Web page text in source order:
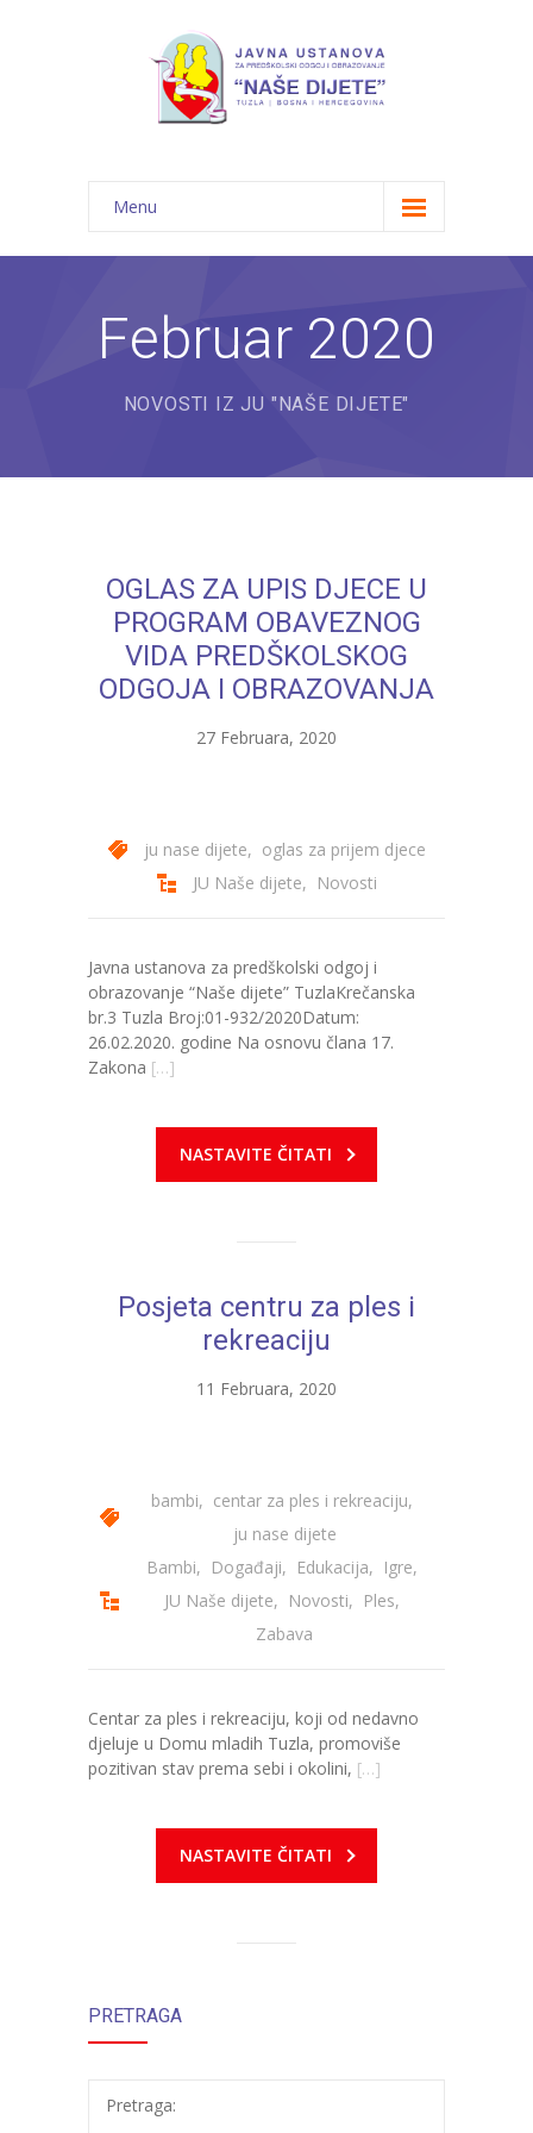
Menu
Početna
O nama
-- JU "Naše dijete"
---- Ciciban
---- Jelenko
---- Poletarac
---- Sunčica
---- Zeko
---- Zvjezdica
-- Stručni tim
-- COVID-19 Procedure
-- Javne nabavke
---- Odluke o izboru i poništenju
---- Nabavka usluga iz anexa II dio B
-- Konkursi
-- Edukacije za roditelje
-- Edukacije zaposlenika
-- Jelovnik za djecu
Projekti
Kontakt
Februar 2020
NOVOSTI IZ JU "NAŠE DIJETE"
OGLAS ZA UPIS DJECE U
PROGRAM OBAVEZNOG
VIDA PREDŠKOLSKOG
ODGOJA I OBRAZOVANJA
27 Februara, 2020
ju nase dijete, oglas za prijem djece
JU Naše dijete, Novosti
Javna ustanova za predškolski odgoj i
obrazovanje “Naše dijete” TuzlaKrečanska
br.3 Tuzla Broj:01-932/2020Datum:
26.02.2020. godine Na osnovu člana 17.
Zakona […]
NASTAVITE ČITATI
Posjeta centru za ples i
rekreaciju
11 Februara, 2020
bambi, centar za ples i rekreaciju,
ju nase dijete
Bambi, Događaji, Edukacija, Igre,
JU Naše dijete, Novosti, Ples,
Zabava
Centar za ples i rekreaciju, koji od nedavno
djeluje u Domu mladih Tuzla, promoviše
pozitivan stav prema sebi i okolini, […]
NASTAVITE ČITATI
PRETRAGA
Pretraga: